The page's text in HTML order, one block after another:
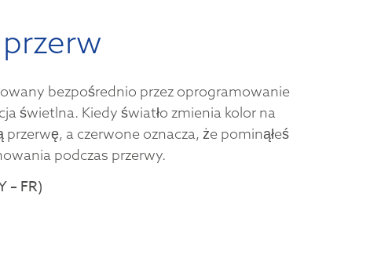
bezpośrednio przez oprogramowanie
świetlna. Kiedy światło zmienia kolor na
a czerwone oznacza, że pominąłeś
podczas przerwy.